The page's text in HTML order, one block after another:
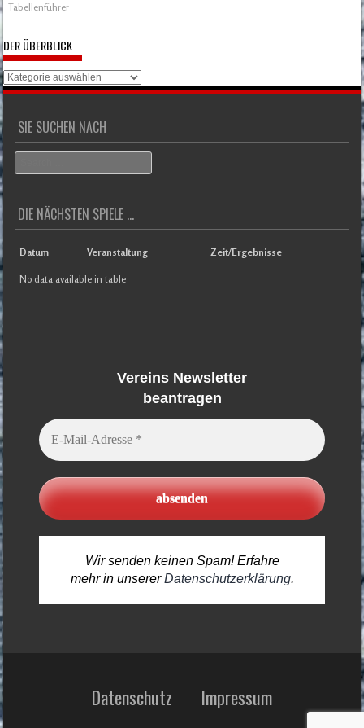
Tabellenführer
DER ÜBERBLICK
Der
Überblick
SIE SUCHEN NACH
DIE NÄCHSTEN SPIELE ...
Datum Veranstaltung Zeit/Ergebnisse
No data available in table
Vereins Newsletter
beantragen
Wir senden keinen Spam! Erfahre
mehr in unsererDatenschutzerklärung.
Datenschutz Impressum